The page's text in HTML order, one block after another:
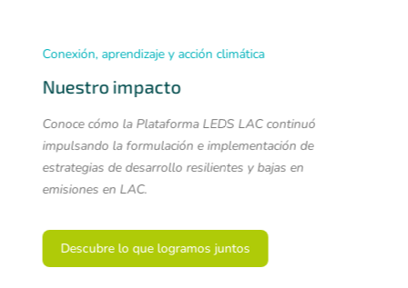
19-20 de agosto de 2025
Encuentro Regional 2025
implementación de las NDC en América Latina y el
Caribe